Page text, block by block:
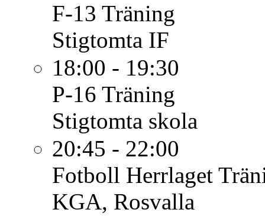
F-13 Träning
Stigtomta IF
18:00 - 19:30
P-16 Träning
Stigtomta skola
20:45 - 22:00
Fotboll Herrlaget
KGA, Rosvalla